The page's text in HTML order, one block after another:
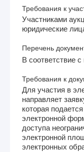
Требования к
Участниками
юридические
Перечень
В соответствие
Требования к
Для участия в
направляет
которая
электронной
доступа
электронной
электронных